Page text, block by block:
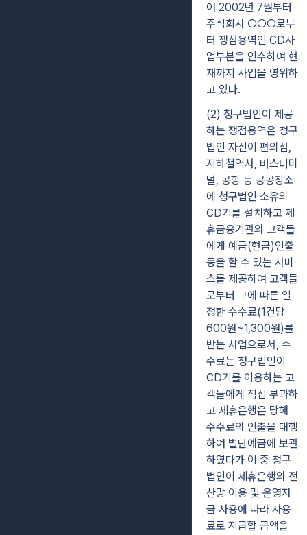
여 2002년 7월부터
주식회사 ○○○로부
터 쟁점용역인 CD사
업부분을 인수하여 현
재까지 사업을 영위하
고 있다.
(2) 청구법인이 제공
하는 쟁점용역은 청구
법인 자신이 편의점,
지하철역사, 버스터미
널, 공항 등 공공장소
에 청구법인 소유의
CD기를 설치하고 제
휴금융기관의 고객들
에게 예금(현금)인출
등을 할 수 있는 서비
스를 제공하여 고객들
로부터 그에 따른 일
정한 수수료(1건당
600원~1,300원)를
받는 사업으로서, 수
수료는 청구법인이
CD기를 이용하는 고
객들에게 직접 부과하
고 제휴은행은 당해
수수료의 인출을 대행
하여 별단예금에 보관
하였다가 이 중 청구
법인이 제휴은행의 전
산망 이용 및 운영자
금 사용에 따라 사용
료로 지급할 금액을